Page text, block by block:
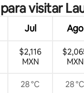
visitar
Jul Ago
$2,116
MXN
MXN
28 °C 28 °C